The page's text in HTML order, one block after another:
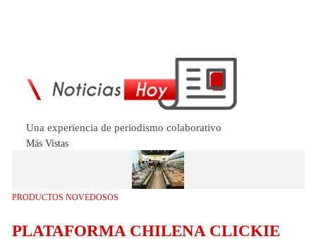
Una experiencia de periodismo colaborativo
Más Vistas
PRODUCTOS NOVEDOSOS
PLATAFORMA CHILENA CLICKIE